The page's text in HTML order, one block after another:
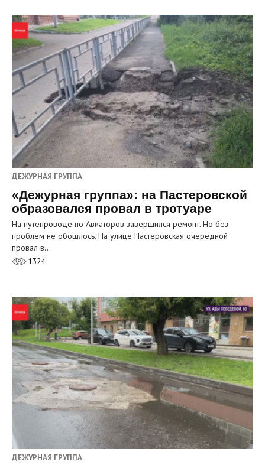
ДЕЖУРНАЯ ГРУППА
«Дежурная группа»: на Пастеровской
образовался провал в тротуаре
На путепроводе по Авиаторов завершился ремонт. Но без
проблем не обошлось. На улице Пастеровская очередной
провал в…
1324
ДЕЖУРНАЯ ГРУППА